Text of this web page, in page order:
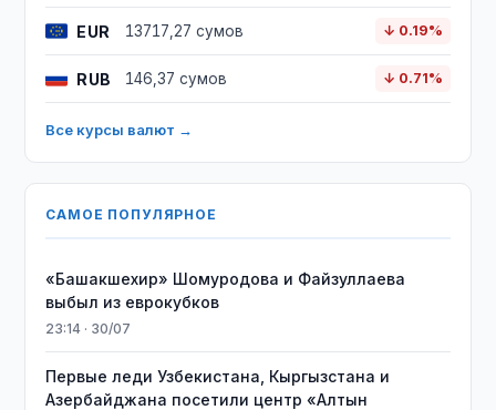
EUR 13717,27 сумов ↓ 0.19%
RUB 146,37 сумов ↓ 0.71%
Все курсы валют →
САМОЕ ПОПУЛЯРНОЕ
«Башакшехир» Шомуродова и Файзуллаева
выбыл из еврокубков
23:14 · 30/07
Первые леди Узбекистана, Кыргызстана и
Азербайджана посетили центр «Алтын